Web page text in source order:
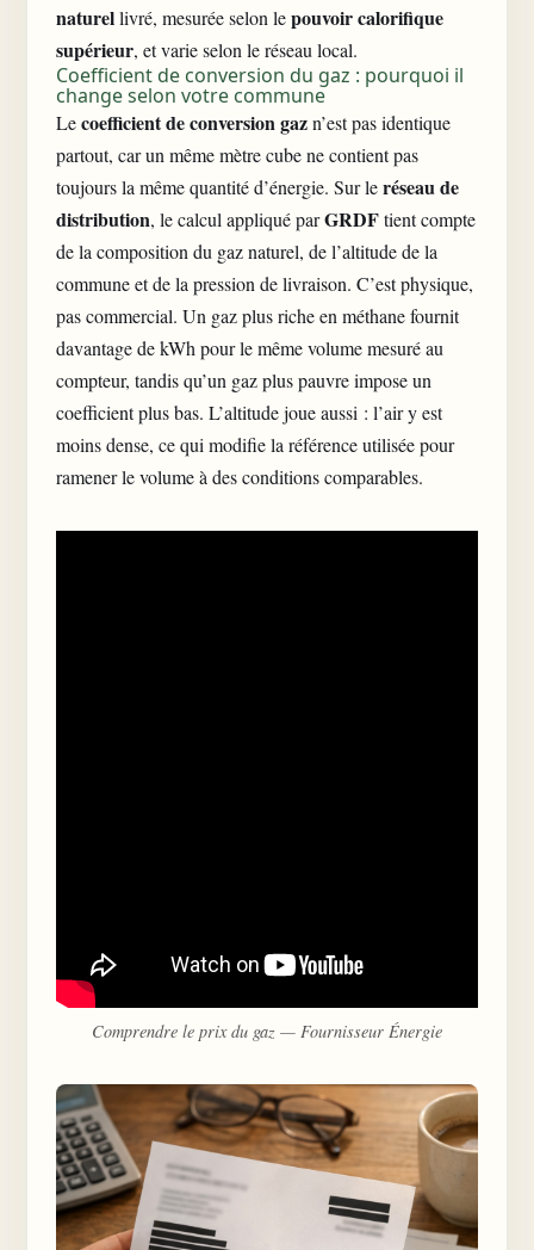
naturellivré, mesurée selon lepouvoir calorifique
supérieur, et varie selon le réseau local.
Coefficient de conversion du gaz : pourquoi il
change selon votre commune
Lecoefficient de conversion gazn’est pas identique
partout, car un même mètre cube ne contient pas
toujours la même quantité d’énergie. Sur leréseau de
distribution, le calcul appliqué parGRDFtient compte
de la composition du gaz naturel, de l’altitude de la
commune et de la pression de livraison. C’est physique,
pas commercial. Un gaz plus riche en méthane fournit
davantage de kWh pour le même volume mesuré au
compteur, tandis qu’un gaz plus pauvre impose un
coefficient plus bas. L’altitude joue aussi : l’air y est
moins dense, ce qui modifie la référence utilisée pour
ramener le volume à des conditions comparables.
Comprendre le prix du gaz — Fournisseur Énergie